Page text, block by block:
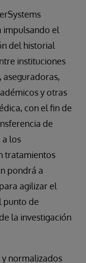
impulsando el
del historial
instituciones
aseguradoras,
y otras
con el fin de
de
a los
tratamientos
pondrá a
agilizar el
punto de
la investigación
y normalizados